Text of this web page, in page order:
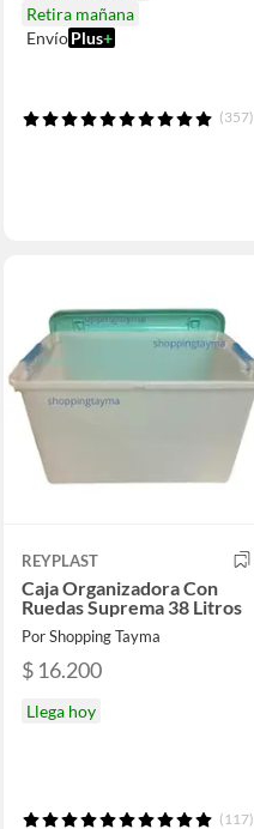
Retira mañana
Envío Plus+
(357)
REYPLAST
Caja Organizadora Con
Ruedas Suprema 38 Litros
Por Shopping Tayma
$ 16.200
Llega hoy
(117)